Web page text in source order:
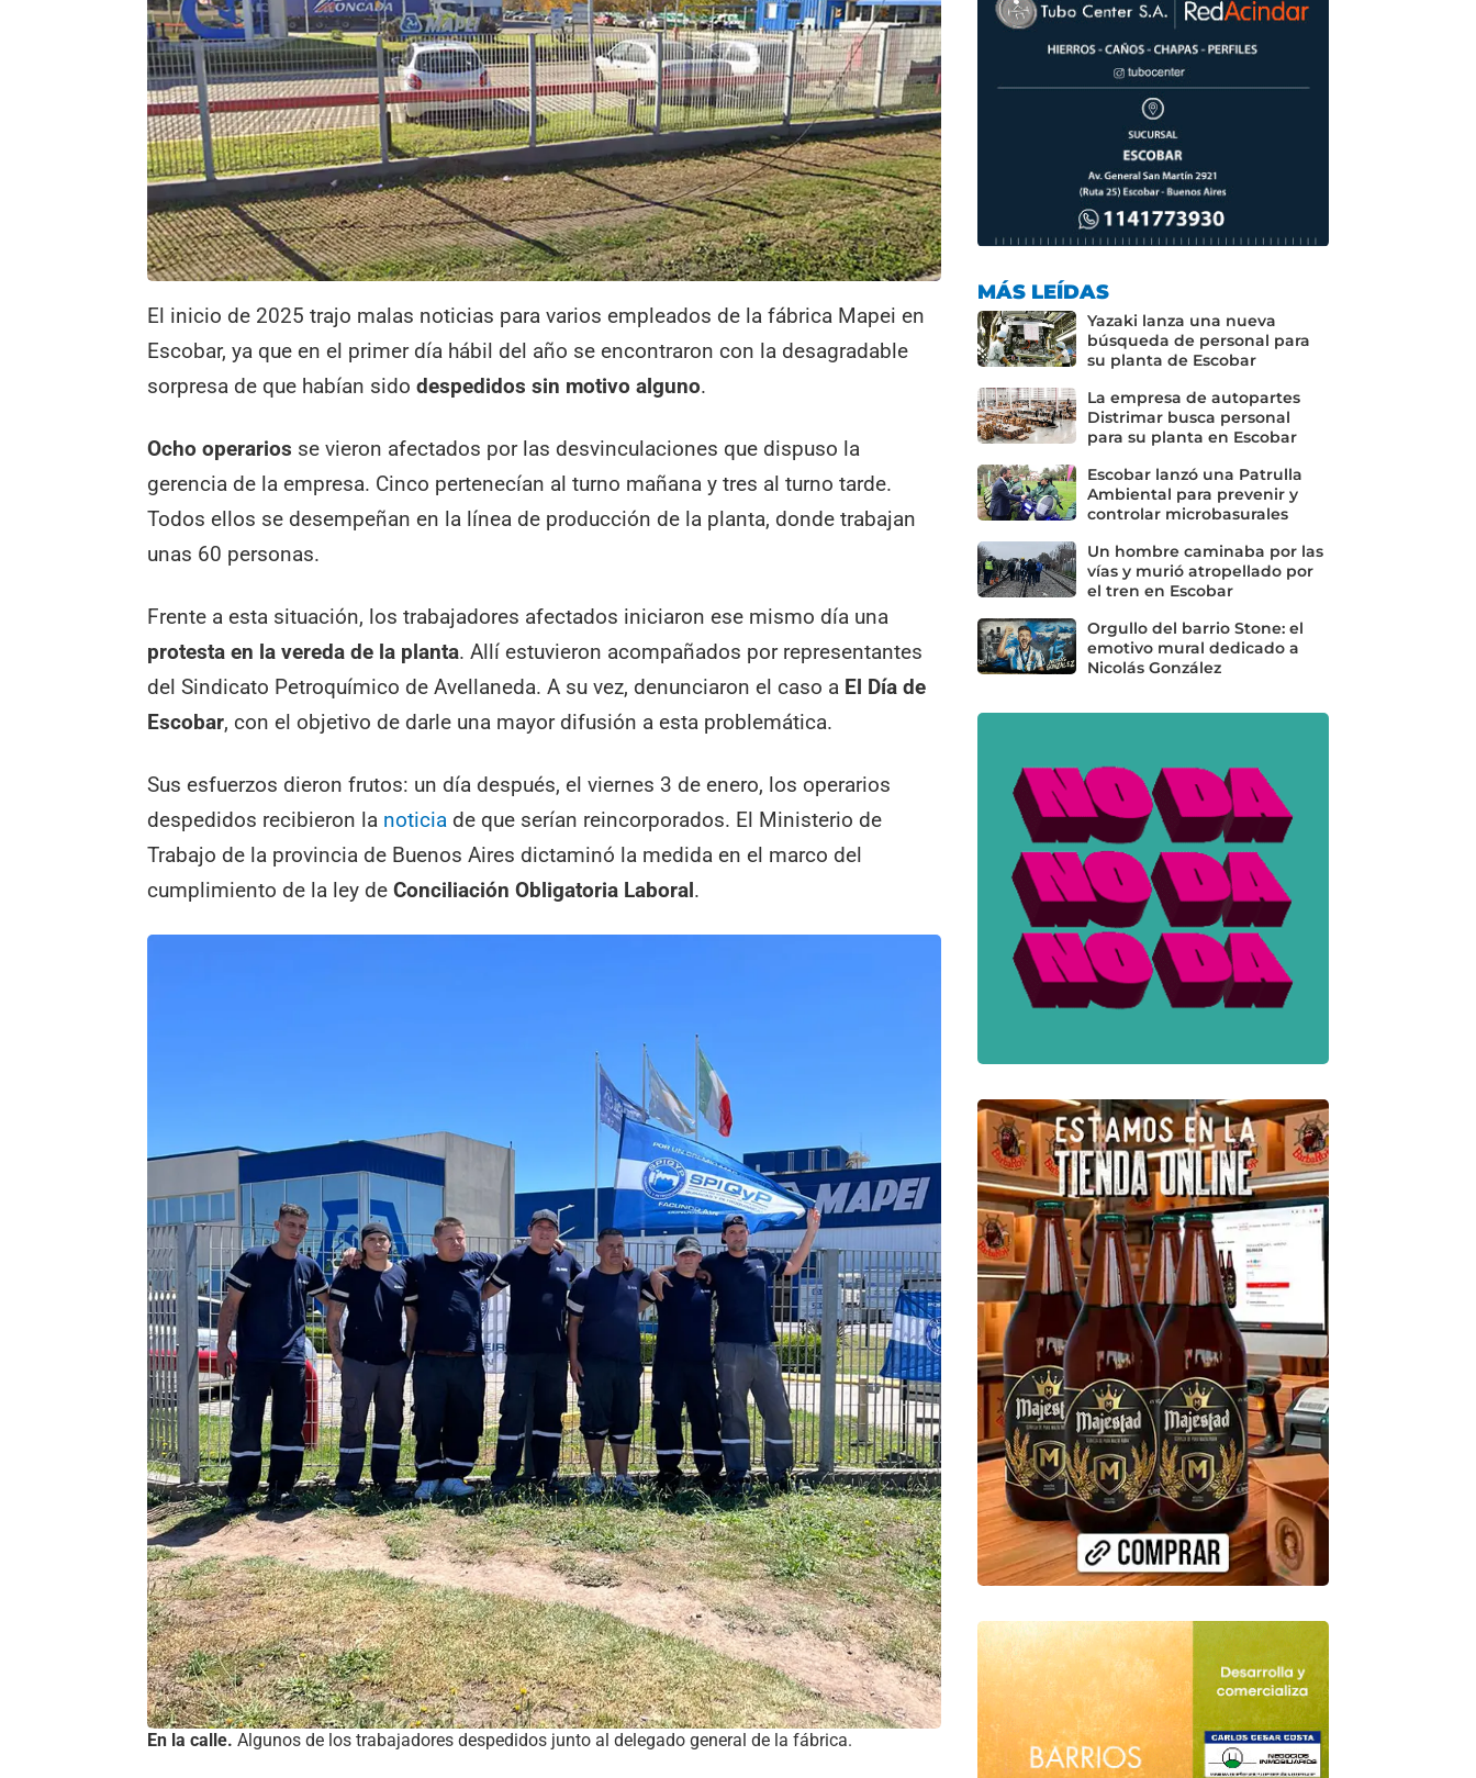
El inicio de 2025 trajo malas noticias para varios empleados de la fábrica Mapei en
Escobar, ya que en el primer día hábil del año se encontraron con la desagradable
sorpresa de que habían sidodespedidos sin motivo alguno.
Ocho operarios se vieron afectados por las desvinculaciones que dispuso la
gerencia de la empresa. Cinco pertenecían al turno mañana y tres al turno tarde.
Todos ellos se desempeñan en la línea de producción de la planta, donde trabajan
unas 60 personas.
Frente a esta situación, los trabajadores afectados iniciaron ese mismo día una
protesta en la vereda de la planta. Allí estuvieron acompañados por representantes
del Sindicato Petroquímico de Avellaneda. A su vez, denunciaron el caso a El Día de
Escobar, con el objetivo de darle una mayor difusión a esta problemática.
Sus esfuerzos dieron frutos: un día después, el viernes 3 de enero, los operarios
despedidos recibieron la noticia de que serían reincorporados. El Ministerio de
Trabajo de la provincia de Buenos Aires dictaminó la medida en el marco del
cumplimiento de la ley deConciliación Obligatoria Laboral.
En la calle. Algunos de los trabajadores despedidos junto al delegado general de la fábrica.
MÁS LEÍDAS
Yazaki lanza una nueva
búsqueda de personal para
su planta de Escobar
La empresa de autopartes
Distrimar busca personal
para su planta en Escobar
Escobar lanzó una Patrulla
Ambiental para prevenir y
controlar microbasurales
Un hombre caminaba por las
vías y murió atropellado por
el tren en Escobar
Orgullo del barrio Stone: el
emotivo mural dedicado a
Nicolás González